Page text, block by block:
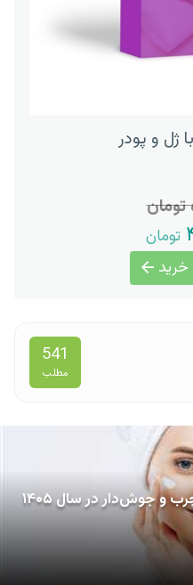
و پودر
تومان
خرید
541
مطلب
و جوش‌دار در سال ۱۴۰۵